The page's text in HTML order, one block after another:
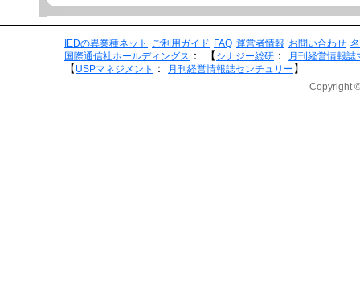
IEDの異業種ネット ご利用ガイド FAQ 運営者情報 お問い合わせ
国際通信社ホールディングス ： 【 シナジー総研 ： 月刊経営情報誌
【 USPマネジメント ： 月刊経営情報誌センチュリー 】
Copyright